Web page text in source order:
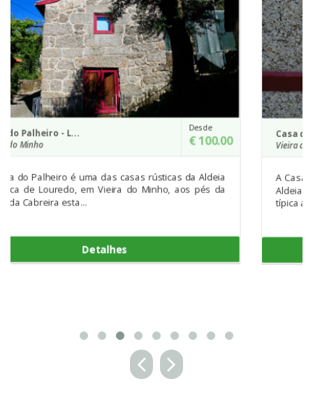
da
Casa do Celeiro - Louredo
Desde
€
A Casa do Celeiro é uma das 6 casas que constituem a
Aldeia de Louredo, localizada em Vieira do Minho é uma
típica aldeia minhota...